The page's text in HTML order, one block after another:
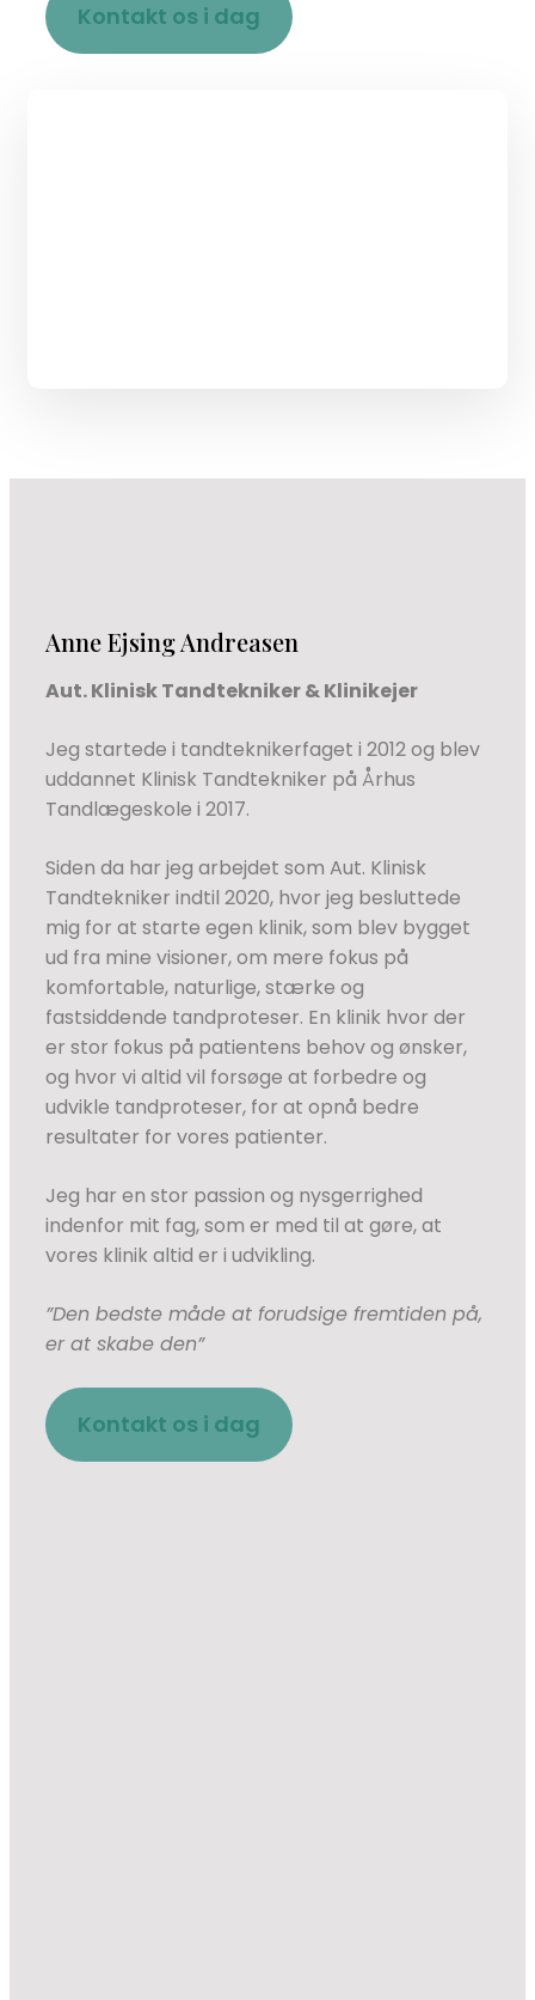
Kontakt os i dag
Anne Ejsing Andreasen​
Aut. Klinisk Tandtekniker & Klinikejer
​Jeg startede i tandteknikerfaget i 2012 og blev
uddannet Klinisk Tandtekniker på Århus
Tandlægeskole i 2017.
​Siden da har jeg arbejdet som Aut. Klinisk
Tandtekniker indtil 2020, hvor jeg besluttede
mig for at starte egen klinik, som blev bygget
ud fra mine visioner, om mere fokus på
komfortable, naturlige, stærke og
fastsiddende tandproteser. En klinik hvor der
er stor fokus på patientens behov og ønsker,
og hvor vi altid vil forsøge at forbedre og
udvikle tandproteser, for at opnå bedre
resultater for vores patienter.
​Jeg har en stor passion og nysgerrighed
indenfor mit fag, som er med til at gøre, at
vores klinik altid er i udvikling.
”Den bedste måde at forudsige fremtiden på,
er at skabe den”
Kontakt os i dag